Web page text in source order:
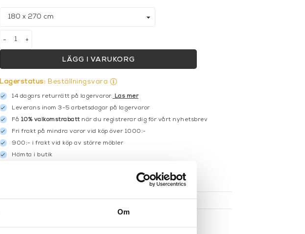
Om
+
-
LÄGG I VARUKORG
Lagerstatus: Beställningsvara
14 dagars returrätt på lagervaror. Läs mer
Leverans inom 3-5 arbetsdagar på lagervaror
Få 10% välkomstrabattnär du registrerar dig för vårt nyhetsbrev
Fri frakt på mindra varor vid köp över 1000:-
900:- i frakt vid köp av större möbler
Hämta i butik